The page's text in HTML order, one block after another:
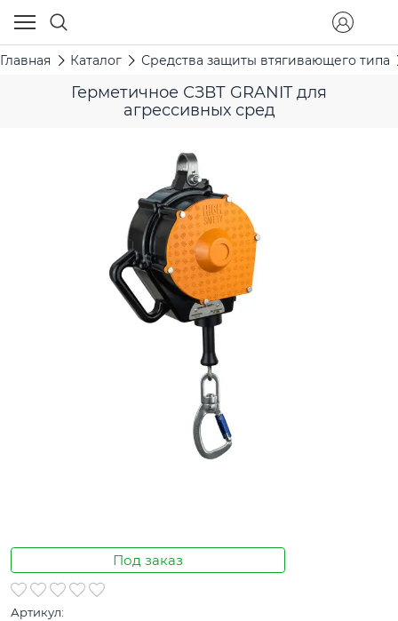
Главная Каталог Средства защиты втягивающего типа
Герметичное СЗВТ GRANIT для
агрессивных сред
Под заказ
Артикул: